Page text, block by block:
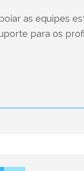
as equipes
para os